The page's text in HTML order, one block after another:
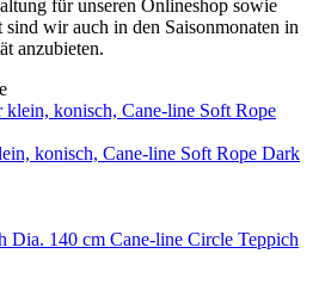
für unseren Onlineshop sowie
sind wir auch in den Saisonmonaten in
anzubieten.
konisch, Cane-line Soft Rope Dark
Cane-line Circle Teppich